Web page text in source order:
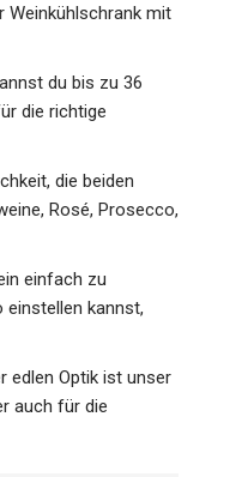
Weinkühlschrank mit
du bis zu 36
die richtige
die beiden
Rosé, Prosecco,
einfach zu
einstellen kannst,
edlen Optik ist unser
auch für die